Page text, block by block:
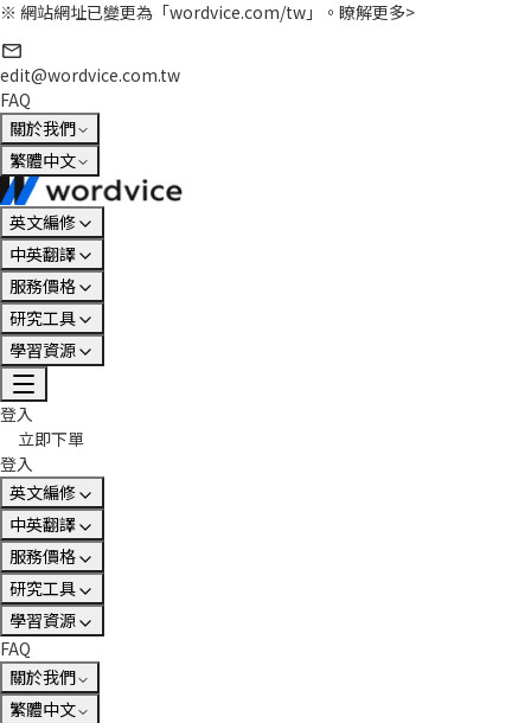
※ 網站網址已變更為「wordvice.com/tw」。 瞭解更多>
edit@wordvice.com.tw
FAQ
關於我們
繁體中文
英文編修
中英翻譯
服務價格
研究工具
學習資源
登入
立即下單
登入
英文編修
中英翻譯
服務價格
研究工具
學習資源
FAQ
關於我們
繁體中文